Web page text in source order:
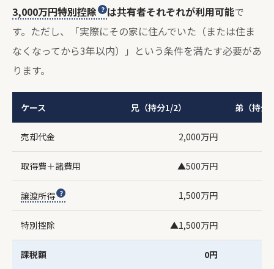
3,000万円特別控除
は共有者それぞれが利用可能で
す。ただし、「実際にその家に住んでいた（または住ま
なくなってから3年以内）」という条件を満たす必要があ
ります。
ケース 兄（持分1/2） 弟（持分
売却代金 2,000万円
取得費＋諸費用 ▲500万円
譲渡所得 1,500万円
特別控除 ▲1,500万円
課税額 0円